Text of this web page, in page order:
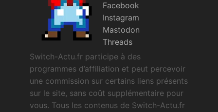
Facebook
Instagram
Mastodon
Threads
Switch-Actu.fr participe à des
programmes d’affiliation et peut percevoir
une commission sur certains liens présents
sur le site, sans coût supplémentaire pour
vous. Tous les contenus de Switch-Actu.fr